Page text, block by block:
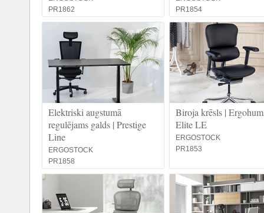
PR1862
PR1854
Elektriski augstumā
regulējams galds | Prestige
Line
ERGOSTOCK
PR1858
Biroja krēsls |
Elite LE
ERGOSTOCK
PR1853